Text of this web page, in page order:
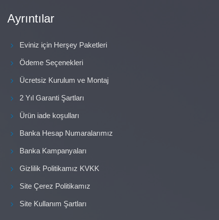
Ayrıntılar
Eviniz için Herşey Paketleri
Ödeme Seçenekleri
Ücretsiz Kurulum ve Montaj
2 Yıl Garanti Şartları
Ürün iade koşulları
Banka Hesap Numaralarımız
Banka Kampanyaları
Gizlilik Politikamız KVKK
Site Çerez Politikamız
Site Kullanım Şartları